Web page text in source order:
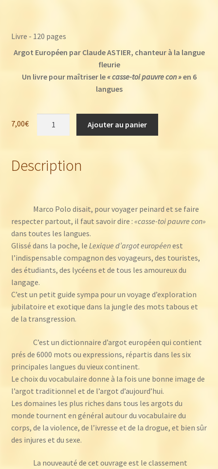
Livre - 120 pages
Argot Européen par Claude ASTIER, chanteur à la langue
fleurie
Un livre pour maîtriser le« casse-toi pauvre con »en 6
langues
7,00€
:
(livre)
Ajouter au panier
Description
Marco Polo disait, pour voyager peinard et se faire
respecter partout, il faut savoir dire : «casse-toi pauvre con»
dans toutes les langues.
Glissé dans la poche, le Lexique d’argot européenest
l’indispensable compagnon des voyageurs, des touristes,
des étudiants, des lycéens et de tous les amoureux du
langage.
C’est un petit guide sympa pour un voyage d’exploration
jubilatoire et exotique dans la jungle des mots tabous et
de la transgression.
C’est un dictionnaire d’argot européen qui contient
prés de 6000 mots ou expressions, répartis dans les six
principales langues du vieux continent.
Le choix du vocabulaire donne à la fois une bonne image de
l’argot traditionnel et de l’argot d’aujourd’hui.
Les domaines les plus riches dans tous les argots du
monde tournent en général autour du vocabulaire du
corps, de la violence, de l’ivresse et de la drogue, et bien sûr
des injures et du sexe.
La nouveauté de cet ouvrage est le classement